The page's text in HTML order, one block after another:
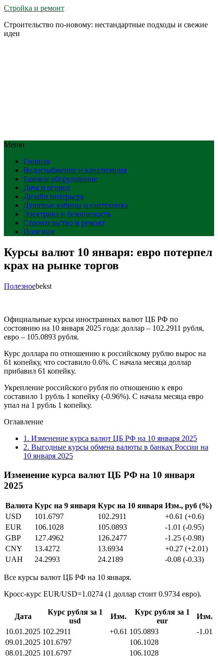
Стройка и ремонт
Строительство по-новому: нестандартные подходы и свежие
идеи
Меню
Главная
Водоснабжение и канализация
Газовое оборудование
Дача и огород
Дизайн интерьера
Душевые кабины и сантехника
Электрика и безопасность
Строительство и ремонт
Полезное
Курсы валют 10 января: евро потерпел
крах на рынке торгов
Полезноеbekst
Официальные курсы иностранных валют ЦБ РФ по
состоянию на 10 января 2025 года: доллар – 102.2911 рубля,
евро – 105.0893 рубля.
Курс доллара по отношению к российскому рублю вырос на
61 копейку, что составило 0.6%. С начала месяца доллар
прибавил 61 копейку.
Укрепление российского рубля по отношению к евро
составило 1 рубль 1 копейку (-0.96%). С начала месяца евро
упал на 1 рубль 1 копейку.
Оглавление
1. Изменение курса валют ЦБ РФ на 10 января 2025
2. Выгодные курсы обмена валюты в банках России на
10 января 2025
Изменение курса валют ЦБ РФ на 10 января
2025
Валюта Курс на 9 января Курс на 10 января Изм., руб (%)
USD
101.6797 102.2911
+0.61 (+0.6)
EUR
106.1028 105.0893
-1.01 (-0.95)
GBP
127.4962 126.2477
-1.25 (-0.98)
CNY
13.4272 13.6934
+0.27 (+2.01)
UAH
24.2993 24.2189 -0.08 (-0.33)
Все курсы валют ЦБ РФ на 10 января.
Кросс-курс EUR/USD=1.0274 (1 доллар стоит 0.9734 евро).
Дата
Курс рубля за 1
usd
Изм.
Курс рубля за 1
eur
Изм.
10.01.2025 102.2911 +0.61 105.0893
-1.01
09.01.2025 101.6797
106.1028
08.01.2025 101.6797
106.1028